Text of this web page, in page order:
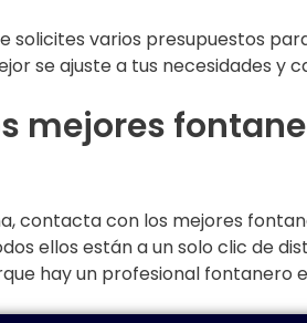
solicites varios presupuestos
se ajuste a tus necesidades y
mejores
contacta con los mejores
ellos están a un solo clic de
hay un profesional fontanero